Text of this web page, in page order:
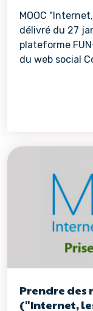
MOOC
délivré du 27
plateforme
du web social
Prendre des
("Internet,